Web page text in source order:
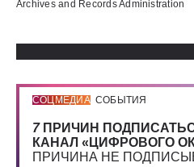
Archives and Records Administration
СОЦМЕДИА СОБЫТИЯ
7 ПРИЧИН
КАНАЛ «ЦИФРОВОГО
ПРИЧИНА НЕ